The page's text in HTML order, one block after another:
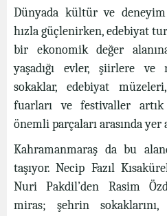
Dünyada kültür ve deneyim
hızla güçlenirken, edebiyat
bir ekonomik değer
yaşadığı evler, şiirlere
sokaklar, edebiyat
fuarları ve festivaller
önemli parçaları arasında yer
Kahramanmaraş da bu
taşıyor. Necip Fazıl
Nuri Pakdil’den Rasim
miras; şehrin